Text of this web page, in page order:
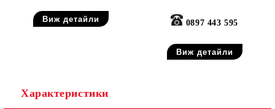
Виж детайли 0897 443 595
Виж детайли
Характеристики